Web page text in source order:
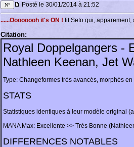
Posté le 30/01/2014 à 21:52
......Oooooooh it's ON ! fit Seto qui,
Citation:
Royal Doppelgangers -
Nathleen Keenan, Jet
Type: Changeformes très avancés, morphés
STATS
Statistiques identiques à leur modèle original
MANA Max: Excellente >> Très Bonne
DIFFERENCES NOTABLES